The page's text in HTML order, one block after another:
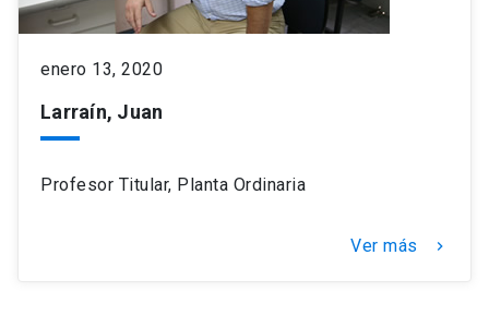
enero 13, 2020
Larraín, Juan
Profesor Titular, Planta Ordinaria
Ver más keyboard_arrow_right